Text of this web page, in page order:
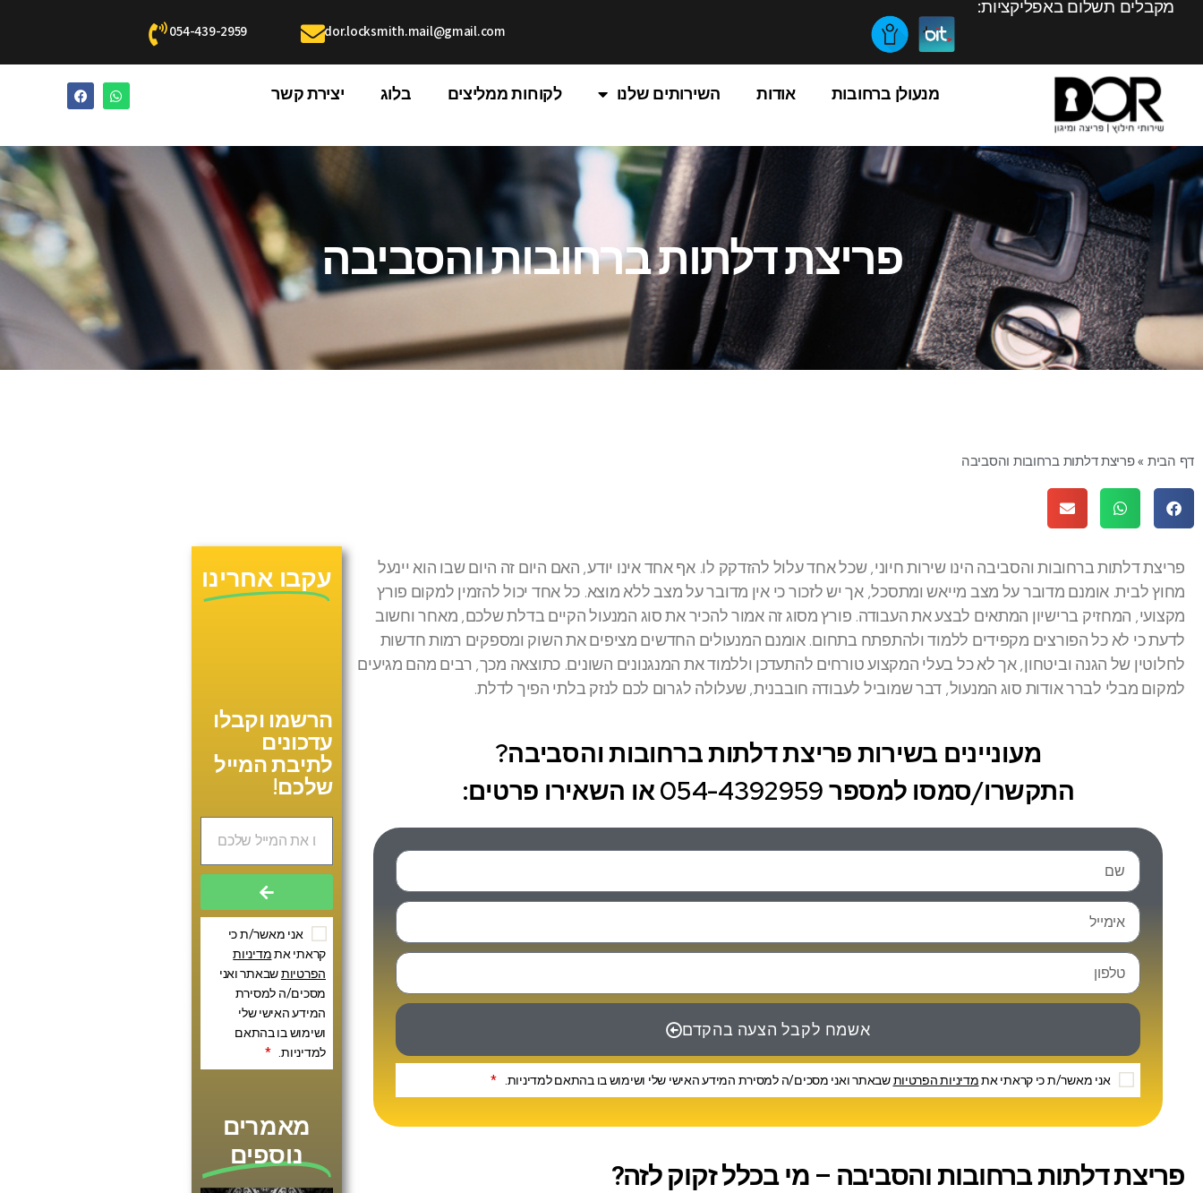
מקבלים תשלום באפליקציות:
dor.locksmith.mail@gmail.com
054-439-2959
מנעולן ברחובות אודות השירותים שלנו לקוחות ממליצים בלוג יצירת קשר
פריצת דלתות ברחובות והסביבה
דף הבית »פריצת דלתות ברחובות והסביבה
פריצת דלתות ברחובות והסביבה הינו שירות חיוני, שכל אחד עלול להזדקק לו. אף אחד אינו יודע, האם היום זה היום שבו הוא יינעל
מחוץ לבית. אומנם מדובר על מצב מייאש ומתסכל, אך יש לזכור כי אין מדובר על מצב ללא מוצא. כל אחד יכול להזמין למקום פורץ
מקצועי, המחזיק ברישיון המתאים לבצע את העבודה. פורץ מסוג זה אמור להכיר את סוג המנעול הקיים בדלת שלכם, מאחר וחשוב
לדעת כי לא כל הפורצים מקפידים ללמוד ולהתפתח בתחום. אומנם המנעולים החדשים מציפים את השוק ומספקים רמות חדשות
לחלוטין של הגנה וביטחון, אך לא כל בעלי המקצוע טורחים להתעדכן וללמוד את המנגנונים השונים. כתוצאה מכך, רבים מהם מגיעים
למקום מבלי לברר אודות סוג המנעול, דבר שמוביל לעבודה חובבנית, שעלולה לגרום לכם לנזק בלתי הפיך לדלת.
מעוניינים בשירות פריצת דלתות ברחובות והסביבה?
התקשרו/סמסו למספר 054-4392959 או השאירו פרטים:
אשמח לקבל הצעה בהקדם
אני מאשר/ת כי קראתי אתמדיניות הפרטיותשבאתר ואני מסכים/ה למסירת המידע האישי שלי ושימוש בו בהתאם למדיניות. *
פריצת דלתות ברחובות והסביבה – מי בכלל זקוק לזה?
עקבו אחרינו
הרשמו וקבלו
עדכונים
לתיבת המייל
שלכם!
אני מאשר/ת כי
קראתי אתמדיניות
הפרטיותשבאתר ואני
מסכים/ה למסירת
המידע האישי שלי
ושימוש בו בהתאם
למדיניות. *
מאמרים
נוספים